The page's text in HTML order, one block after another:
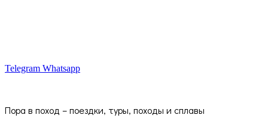
Telegram Whatsapp
Пора в поход – поездки, туры, походы и сплавы